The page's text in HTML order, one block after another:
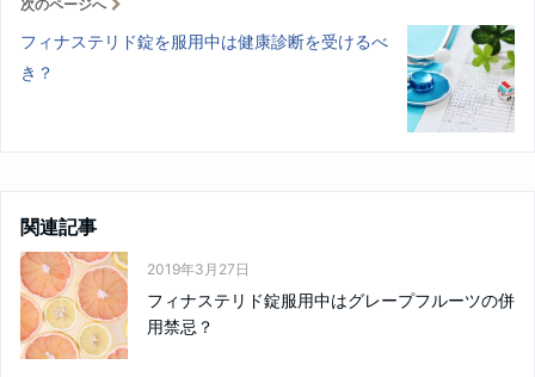
次のページへ
フィナステリド錠を服用中は健康診断を受けるべ
き？
関連記事
2019年3月27日
フィナステリド錠服用中はグレープフルーツの併
用禁忌？